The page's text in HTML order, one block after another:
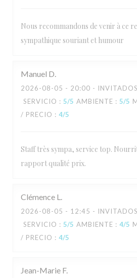
Nous recommandons de venir à ce
sympathique souriant et humour
Manuel D
2026-08-05 - 20:00 -
SERVICIO : 5/5 AMBIENTE : 5/5
/ PRECIO : 4/5
Staff très sympa, service top.
rapport qualité prix.
Clémence L
2026-08-05 - 12:45 -
SERVICIO : 5/5 AMBIENTE : 4/5
/ PRECIO : 4/5
Jean-Marie F